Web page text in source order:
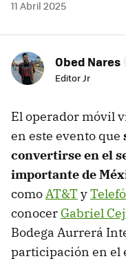
11 Abril 2025
Obed Nares
Editor Jr
El operador móvil
en este evento que
convertirse en el
importante de
comoAT&Ty
conocer Gabriel
Bodega Aurrerá
participación en el